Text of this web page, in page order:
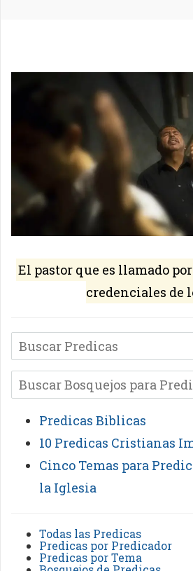
El pastor que es llamado
credenciales de
Predicas Biblicas
10 Predicas Cristianas
Cinco Temas para
la Iglesia
Todas las Predicas
Predicas por Predicador
Predicas por Tema